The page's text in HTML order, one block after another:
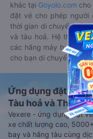
khác tại Goyolo.com cho
đặt vé cho phép người
thời gian di chuyển của
và tàu hoả. Hệ thống
các hãng máy bay, xe
cho bạn di chuyển.
Ứng dụng đặt vé
Tàu hoả và Thuê xe
Vexere - ứng dụng đặt
xe chất lượng cao,
bay và hãng tàu cùng